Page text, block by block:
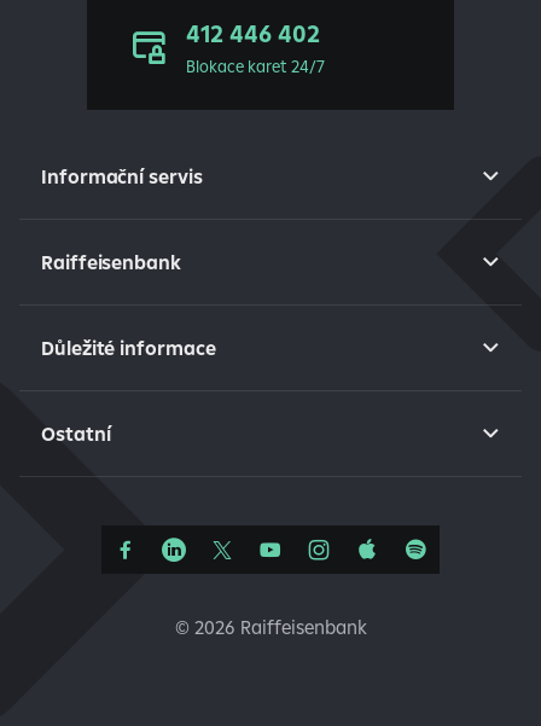
412 446 402
Blokace karet 24/7
Informační servis
Raiffeisenbank
Důležité informace
Ostatní
© 2026 Raiffeisenbank